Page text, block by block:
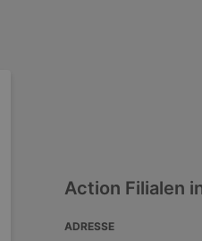
Action Filialen
ADRESSE